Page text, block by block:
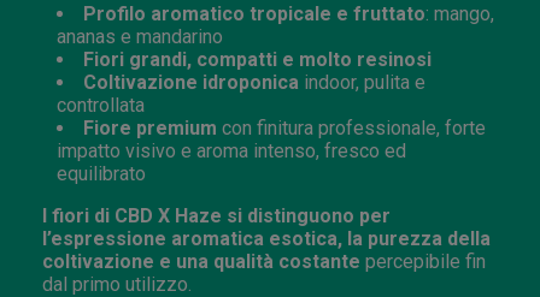
Profilo aromatico tropicale e fruttato: mango,
ananas e mandarino
Fiori grandi, compatti e molto resinosi
Coltivazione idroponica indoor, pulita e
controllata
Fiore premium con finitura professionale, forte
impatto visivo e aroma intenso, fresco ed
equilibrato
I fiori di CBD X Haze si distinguono per
l’espressione aromatica esotica, la purezza della
coltivazione e una qualità costante percepibile fin
dal primo utilizzo.